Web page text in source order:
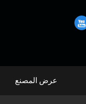

عرض المصنع